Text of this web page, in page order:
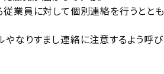
従業員に対して個別連絡を行うととも
やなりすまし連絡に注意するよう呼